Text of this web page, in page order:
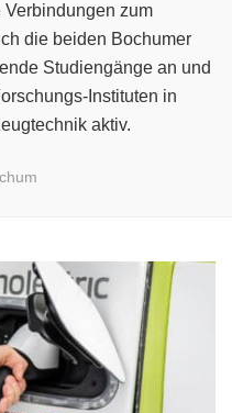
Verbindungen zum
die beiden Bochumer
Studiengänge an und
Instituten in
aktiv.